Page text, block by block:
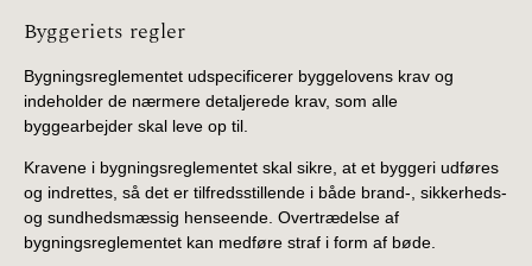
2021)
BR18 (1/7-31/12
2020)
BR18 (10/3-30/6
2020)
BR18 (1/1-9/3 2020)
Information
Byggeriets regler
Bygningsreglementet udspecificerer byggelovens krav og
indeholder de nærmere detaljerede krav, som alle
byggearbejder skal leve op til.
Kravene i bygningsreglementet skal sikre, at et byggeri udføres
og indrettes, så det er tilfredsstillende i både brand-, sikkerheds-
og sundhedsmæssig henseende. Overtrædelse af
bygningsreglementet kan medføre straf i form af bøde.